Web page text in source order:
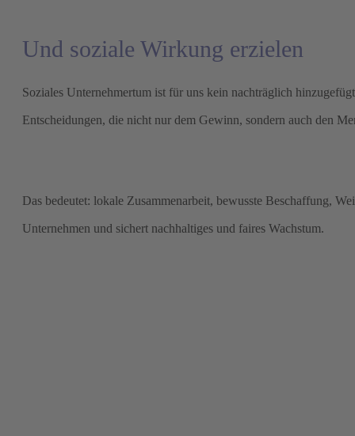
Und soziale Wirkung erzielen
Soziales Unternehmertum ist für uns kein nachträglich
Entscheidungen, die nicht nur dem Gewinn, sondern auch den
Das bedeutet: lokale Zusammenarbeit, bewusste Beschaffung,
Unternehmen und sichert nachhaltiges und faires Wachstum.